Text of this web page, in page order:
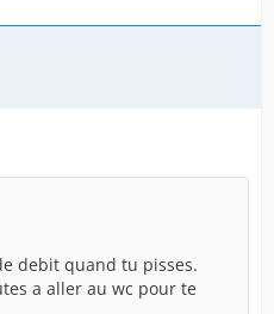
mais personne sait) car tu
de la normalité
que j'aime montrer.
moi car , tout le monde a
que j'aime analyser le
les gestes et postures,
dans ma chambre ,
debit quand tu pisses.
a aller au wc pour te